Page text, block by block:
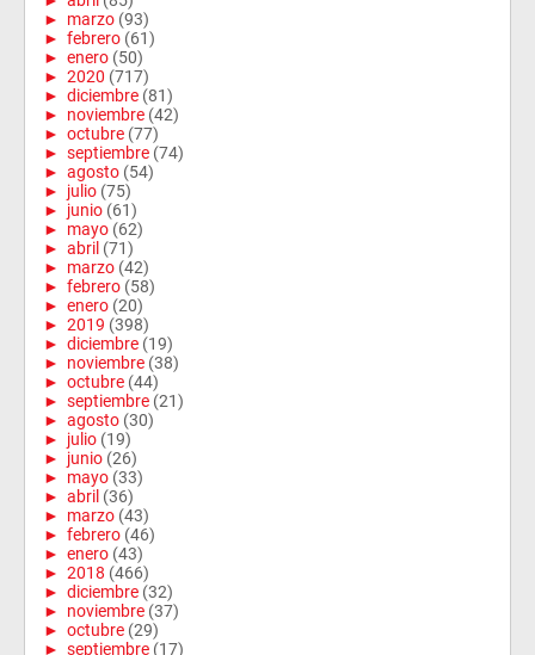
► marzo (93)
► febrero (61)
► enero (50)
► 2020 (717)
► diciembre (81)
► noviembre (42)
► octubre (77)
► septiembre (74)
► agosto (54)
► julio (75)
► junio (61)
► mayo (62)
► abril (71)
► marzo (42)
► febrero (58)
► enero (20)
► 2019 (398)
► diciembre (19)
► noviembre (38)
► octubre (44)
► septiembre (21)
► agosto (30)
► julio (19)
► junio (26)
► mayo (33)
► abril (36)
► marzo (43)
► febrero (46)
► enero (43)
► 2018 (466)
► diciembre (32)
► noviembre (37)
► octubre (29)
► septiembre (17)